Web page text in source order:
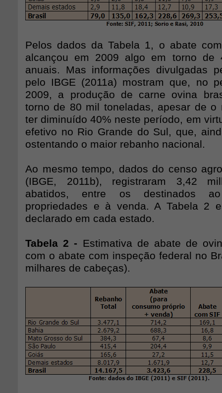
Pelos dados da Tabela 1, o abate
alcançou em 2009 algo em torno de
anuais. Mas informações divulgadas
pelo IBGE (2011a) mostram que, no
2009, a produção de carne ovina
torno de 80 mil toneladas, apesar de o
ter diminuído 40% neste período, em
efetivo no Rio Grande do Sul, que,
ostentando o maior rebanho nacional.
Ao mesmo tempo, dados do censo
(IBGE, 2011b), registraram 3,42
abatidos, entre os destinados
propriedades e à venda. A Tabela 2
declarado em cada estado.
Tabela 2 - Estimativa de abate de
com o abate com inspeção federal no
milhares de cabeças).